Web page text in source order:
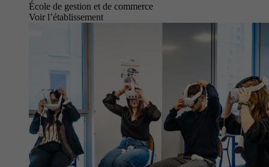
École de gestion et de commerce
Voir l’établissement